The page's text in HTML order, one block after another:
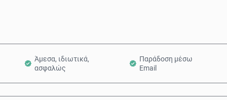
Άμεσα, ιδιωτικά,
ασφαλώς
Παράδοση μέσω
Email